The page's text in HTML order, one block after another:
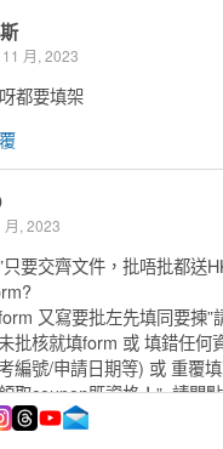
月, 2023
都要填架
月, 2023
只要交齊文件，批唔批都送
又寫要批左先填同要揀”
批核就填form 或 填錯任何
編號/申請日期等) 或 重覆
取coupon既資格！”, 請問